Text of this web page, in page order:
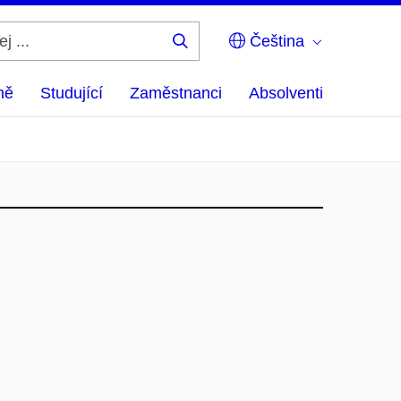
Čeština
Studující Zaměstnanci Absolventi